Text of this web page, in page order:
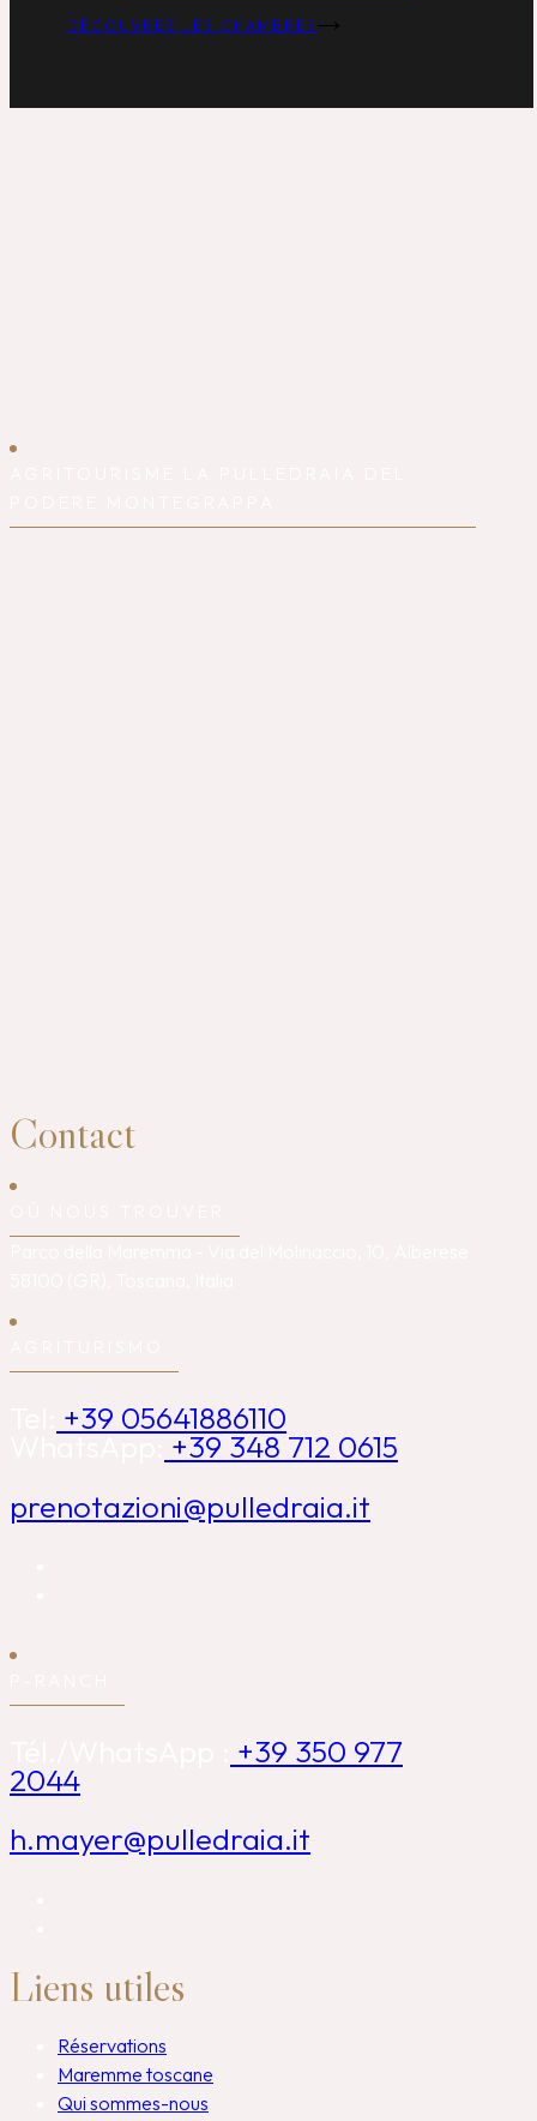
DÉCOUVREZ LES CHAMBRES
Contact
+39 05641886110
WhatsApp:+39 348 712 0615
prenotazioni@pulledraia.it
+39 350 977
2044
h.mayer@pulledraia.it
Liens utiles
Réservations
Maremme toscane
Qui sommes-nous